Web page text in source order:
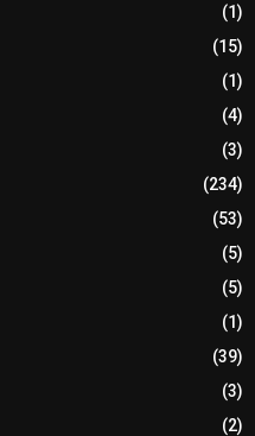
(1)
(15)
(1)
(4)
(3)
(234)
(53)
(5)
(5)
(1)
(39)
(3)
(2)